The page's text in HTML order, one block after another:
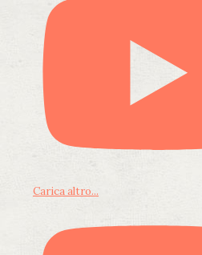
Carica altro...